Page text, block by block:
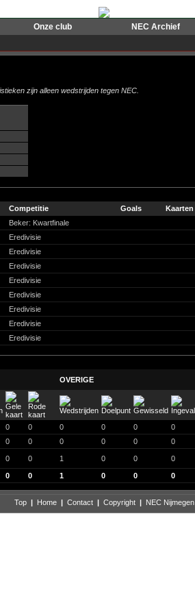
Onze club NEC Archief
zijn alleen wedstrijden tegen NEC.
Competitie Goals Kaarten
Beker: Kwartfinale
Eredivisie
Eredivisie
Eredivisie
Eredivisie
Eredivisie
Eredivisie
Eredivisie
Eredivisie
OVERIGE
0 0 0 0 0 0
0 0 0 0 0 0
0 0 1 0 0 0
0 0 1 0 0 0
Top | Home | Contact | Copyright | NEC Nijmegen